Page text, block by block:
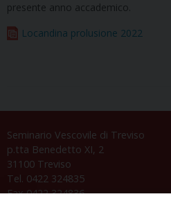
presente anno accademico.
Locandina prolusione 2022
Seminario Vescovile di Treviso
p.tta Benedetto XI, 2
31100 Treviso
Tel. 0422 324835
Fax 0422 324836